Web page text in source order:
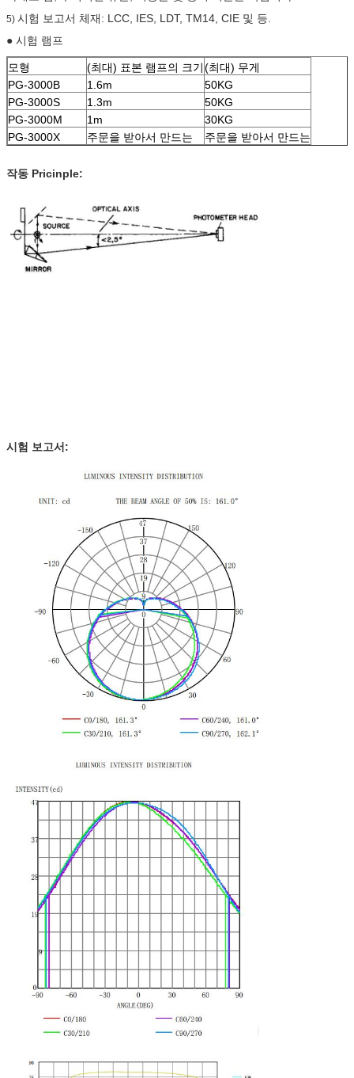
5) 시험 보고서 체재: LCC, IES, LDT, TM14, CIE 및 등.
● 시험 램프
모형 (최대) 표본 램프의 크기(최대) 무게
PG-3000B
1.6m
50KG
PG-3000S
1.3m
50KG
PG-3000M
1m
30KG
PG-3000X
주문을 받아서 만드는 주문을 받아서 만드는
작동 Pricinple:
시험 보고서: